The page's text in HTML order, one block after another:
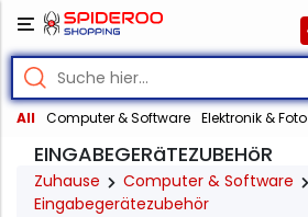
All Computer & Software Elektronik & Foto
EINGABEGERäTEZUBEHöR
Zuhause Computer & Software
Eingabegerätezubehör